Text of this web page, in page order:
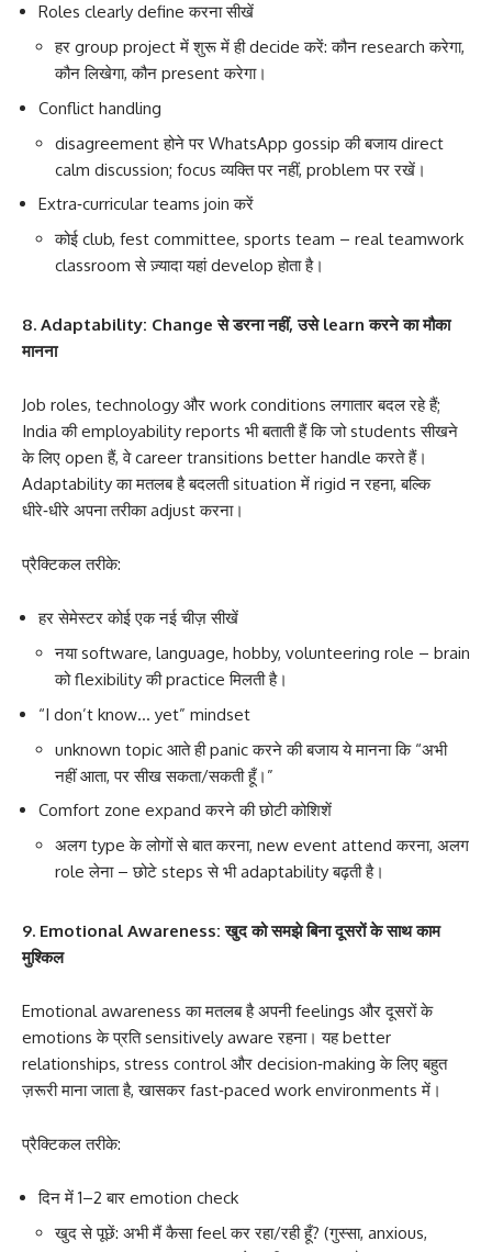
Roles clearly define करना सीखें
हर group project में शुरू में ही decide करें: कौन research करेगा,
कौन लिखेगा, कौन present करेगा।
Conflict handling
disagreement होने पर WhatsApp gossip की बजाय direct
calm discussion; focus व्यक्ति पर नहीं, problem पर रखें।
Extra‑curricular teams join करें
कोई club, fest committee, sports team – real teamwork
classroom से ज़्यादा यहां develop होता है।
8. Adaptability: Change से डरना नहीं, उसे learn करने का मौका
मानना
Job roles, technology और work conditions लगातार बदल रहे हैं;
India की employability reports भी बताती हैं कि जो students सीखने
के लिए open हैं, वे career transitions better handle करते हैं।
Adaptability का मतलब है बदलती situation में rigid न रहना, बल्कि
धीरे‑धीरे अपना तरीका adjust करना।
प्रैक्टिकल तरीके:
हर सेमेस्टर कोई एक नई चीज़ सीखें
नया software, language, hobby, volunteering role – brain
को flexibility की practice मिलती है।
“I don’t know… yet” mindset
unknown topic आते ही panic करने की बजाय ये मानना कि “अभी
नहीं आता, पर सीख सकता/सकती हूँ।”
Comfort zone expand करने की छोटी कोशिशें
अलग type के लोगों से बात करना, new event attend करना, अलग
role लेना – छोटे steps से भी adaptability बढ़ती है।
9. Emotional Awareness: खुद को समझे बिना दूसरों के साथ काम
मुश्किल
Emotional awareness का मतलब है अपनी feelings और दूसरों के
emotions के प्रति sensitively aware रहना। यह better
relationships, stress control और decision‑making के लिए बहुत
ज़रूरी माना जाता है, खासकर fast‑paced work environments में।
प्रैक्टिकल तरीके:
दिन में 1–2 बार emotion check
खुद से पूछें: अभी मैं कैसा feel कर रहा/रही हूँ? (गुस्सा, anxious,